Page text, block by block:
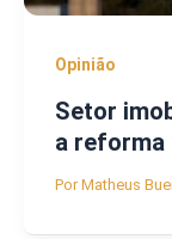
Opinião
Setor
a
PorMatheus